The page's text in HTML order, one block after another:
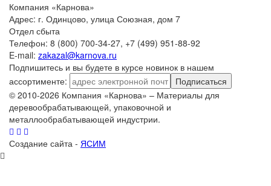
Компания «Карнова»
Адрес: г. Одинцово, улица Союзная, дом 7
Отдел сбыта
Телефон: 8 (800) 700-34-27, +7 (499) 951-88-92
E-mail: zakazal@karnova.ru
Подпишитесь и вы будете в курсе новинок в нашем
ассортименте:
Подписаться
© 2010-2026 Компания «Карнова» – Материалы для
деревообрабатывающей, упаковочной и
металлообрабатывающей индустрии.
Создание сайта - ЯСИМ